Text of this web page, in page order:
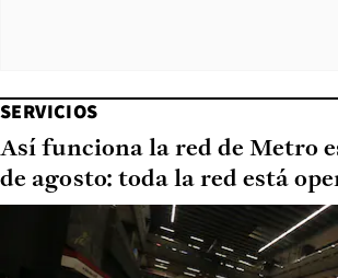
SERVICIOS
Así funciona la red de Metro
de agosto: toda la red está